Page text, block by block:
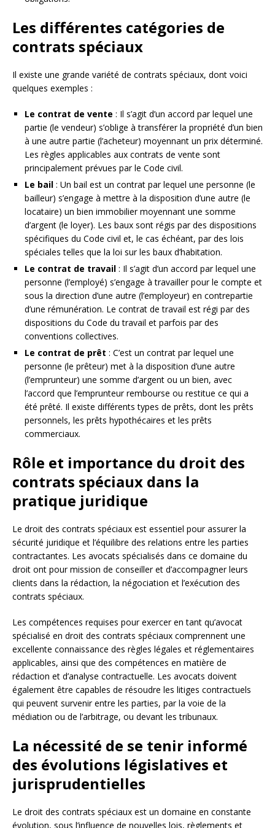
Les différentes catégories de
contrats spéciaux
Il existe une grande variété de contrats spéciaux, dont voici
quelques exemples :
Le contrat de vente : Il s’agit d’un accord par lequel une
partie (le vendeur) s’oblige à transférer la propriété d’un bien
à une autre partie (l’acheteur) moyennant un prix déterminé.
Les règles applicables aux contrats de vente sont
principalement prévues par le Code civil.
Le bail : Un bail est un contrat par lequel une personne (le
bailleur) s’engage à mettre à la disposition d’une autre (le
locataire) un bien immobilier moyennant une somme
d’argent (le loyer). Les baux sont régis par des dispositions
spécifiques du Code civil et, le cas échéant, par des lois
spéciales telles que la loi sur les baux d’habitation.
Le contrat de travail : Il s’agit d’un accord par lequel une
personne (l’employé) s’engage à travailler pour le compte et
sous la direction d’une autre (l’employeur) en contrepartie
d’une rémunération. Le contrat de travail est régi par des
dispositions du Code du travail et parfois par des
conventions collectives.
Le contrat de prêt : C’est un contrat par lequel une
personne (le prêteur) met à la disposition d’une autre
(l’emprunteur) une somme d’argent ou un bien, avec
l’accord que l’emprunteur rembourse ou restitue ce qui a
été prêté. Il existe différents types de prêts, dont les prêts
personnels, les prêts hypothécaires et les prêts
commerciaux.
Rôle et importance du droit des
contrats spéciaux dans la
pratique juridique
Le droit des contrats spéciaux est essentiel pour assurer la
sécurité juridique et l’équilibre des relations entre les parties
contractantes. Les avocats spécialisés dans ce domaine du
droit ont pour mission de conseiller et d’accompagner leurs
clients dans la rédaction, la négociation et l’exécution des
contrats spéciaux.
Les compétences requises pour exercer en tant qu’avocat
spécialisé en droit des contrats spéciaux comprennent une
excellente connaissance des règles légales et réglementaires
applicables, ainsi que des compétences en matière de
rédaction et d’analyse contractuelle. Les avocats doivent
également être capables de résoudre les litiges contractuels
qui peuvent survenir entre les parties, par la voie de la
médiation ou de l’arbitrage, ou devant les tribunaux.
La nécessité de se tenir informé
des évolutions législatives et
jurisprudentielles
Le droit des contrats spéciaux est un domaine en constante
évolution, sous l’influence de nouvelles lois, règlements et